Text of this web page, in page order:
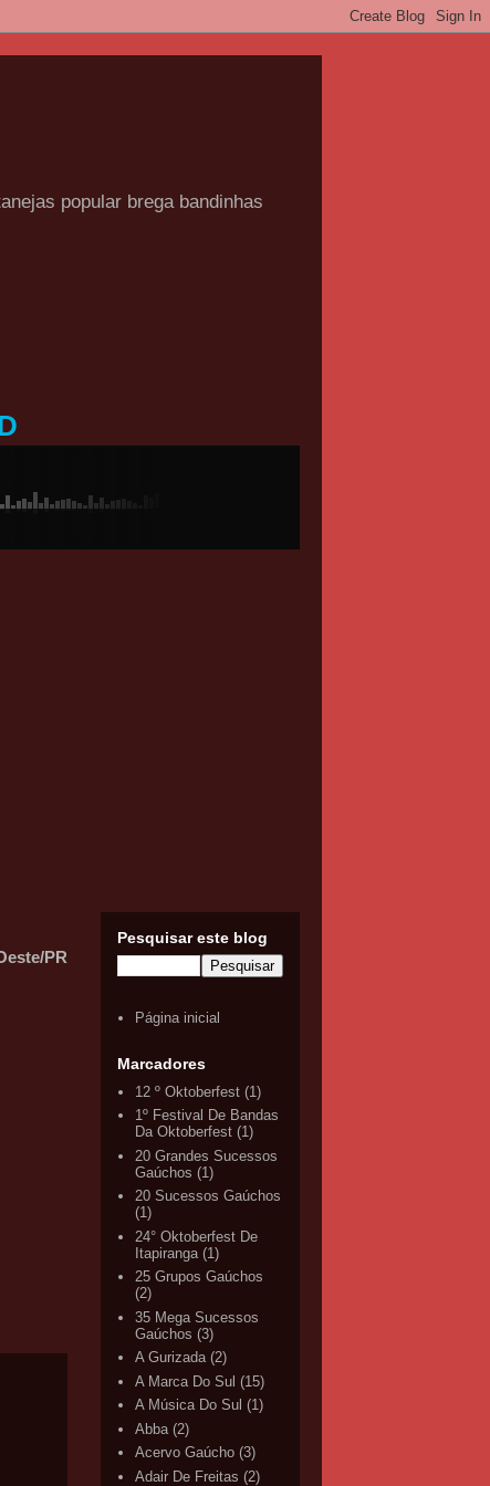
popular brega bandinhas
PR
Pesquisar este blog
Página inicial
Marcadores
12 º Oktoberfest (1)
1º Festival De Bandas
Da Oktoberfest (1)
20 Grandes Sucessos
Gaúchos (1)
20 Sucessos Gaúchos
(1)
24° Oktoberfest De
Itapiranga (1)
25 Grupos Gaúchos
(2)
35 Mega Sucessos
Gaúchos (3)
A Gurizada (2)
A Marca Do Sul (15)
A Música Do Sul (1)
Abba (2)
Acervo Gaúcho (3)
Adair De Freitas (2)